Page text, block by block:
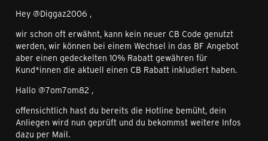
Hey @Diggaz2006 ,
wir schon oft erwähnt, kann kein neuer CB Code genutzt
werden, wir können bei einem Wechsel in das BF Angebot
aber einen gedeckelten 10% Rabatt gewähren für
Kund*innen die aktuell einen CB Rabatt inkludiert haben.
Hallo @7om7om82 ,
offensichtlich hast du bereits die Hotline bemüht, dein
Anliegen wird nun geprüft und du bekommst weitere Infos
dazu per Mail.